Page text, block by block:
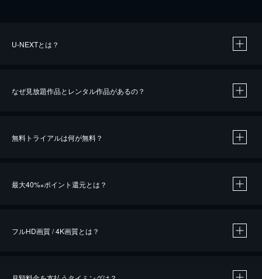
U-NEXTとは？
なぜ見放題作品とレンタル作品があるの？
無料トライアルは何が無料？
最大40%※ポイント還元とは？
フルHD画質 / 4K画質とは？